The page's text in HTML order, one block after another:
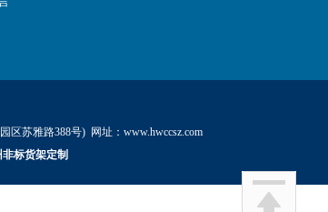
区苏雅路388号) 网址：www.hwccsz.com
非标货架定制